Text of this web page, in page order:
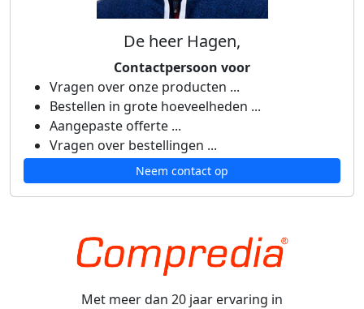
De heer Hagen,
Contactpersoon voor
Vragen over onze producten ...
Bestellen in grote hoeveelheden ...
Aangepaste offerte ...
Vragen over bestellingen ...
Neem contact op
Met meer dan 20 jaar ervaring in